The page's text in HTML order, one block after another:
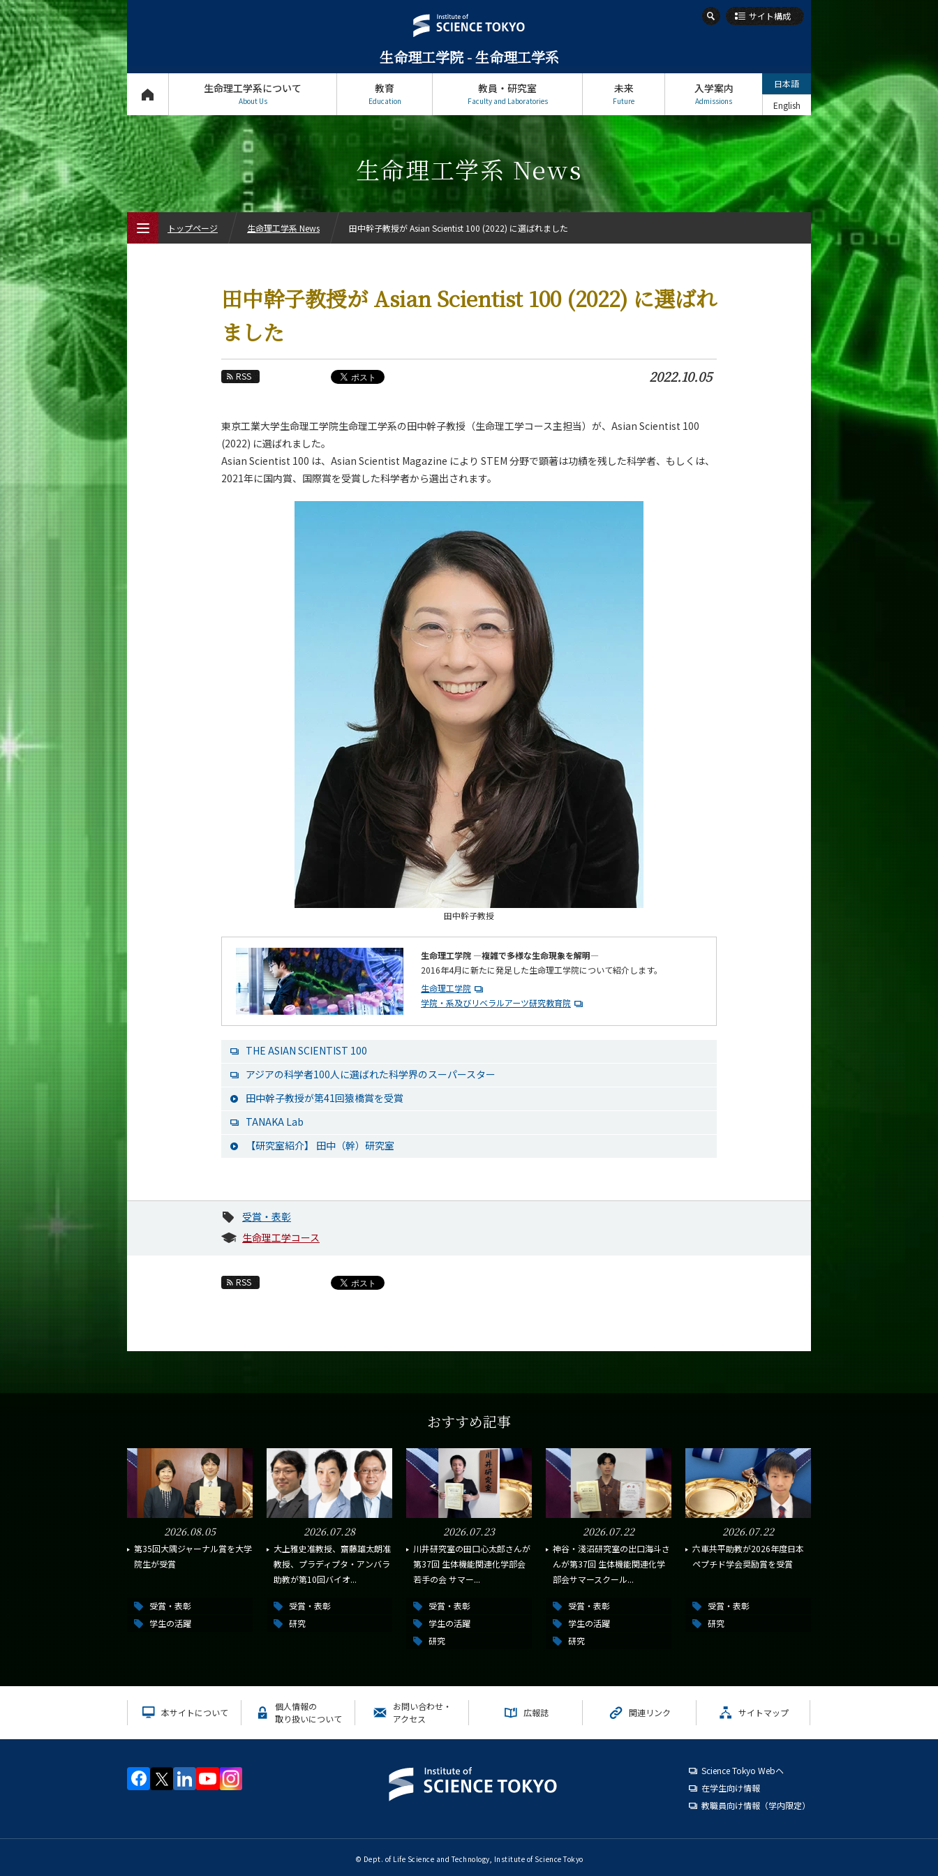
生命理工学院 - 生命理工学系
サイト構成
生命理工学系について
About Us
教育
Education
教員・研究室
Faculty and Laboratories
未来
Future
入学案内
Admissions
日本語
English
生命理工学系 News
田中幹子教授が Asian Scientist 100 (2022) に選ばれ
ました
RSS 2022.10.05
東京工業大学生命理工学院生命理工学系の田中幹子教授（生命理工学コース主担当）が、Asian Scientist 100
(2022) に選ばれました。
Asian Scientist 100 は、Asian Scientist Magazine により STEM 分野で顕著は功績を残した科学者、もしくは、
2021年に国内賞、国際賞を受賞した科学者から選出されます。
田中幹子教授
生命理工学院 ―複雑で多様な生命現象を解明―
2016年4月に新たに発足した生命理工学院について紹介します。
生命理工学院
学院・系及びリベラルアーツ研究教育院
THE ASIAN SCIENTIST 100
アジアの科学者100人に選ばれた科学界のスーパースター
田中幹子教授が第41回猿橋賞を受賞
TANAKA Lab
【研究室紹介】 田中（幹）研究室
受賞・表彰
生命理工学コース
RSS
おすすめ記事
2026.08.05
第35回大隅ジャーナル賞を大学
院生が受賞
受賞・表彰
学生の活躍
2026.07.28
大上雅史准教授、齋藤雄太朗准
教授、プラディプタ・アンバラ
助教が第10回バイオ...
受賞・表彰
研究
2026.07.23
川井研究室の田口心太郎さんが
第37回 生体機能関連化学部会
若手の会 サマー...
受賞・表彰
学生の活躍
研究
2026.07.22
神谷・淺沼研究室の出口海斗さ
んが第37回 生体機能関連化学
部会サマースクール...
受賞・表彰
学生の活躍
研究
2026.07.22
六車共平助教が2026年度日本
ペプチド学会奨励賞を受賞
受賞・表彰
研究
本サイトについて
個人情報の
取り扱いについて
お問い合わせ・
アクセス
広報誌 関連リンク サイトマップ
Science Tokyo Webヘ
在学生向け情報
教職員向け情報（学内限定）
© Dept. of Life Science and Technology, Institute of Science Tokyo
トップページ 生命理工学系 News 田中幹子教授が Asian Scientist 100 (2022) に選ばれました
生命理工学系について
生命理工学系 News